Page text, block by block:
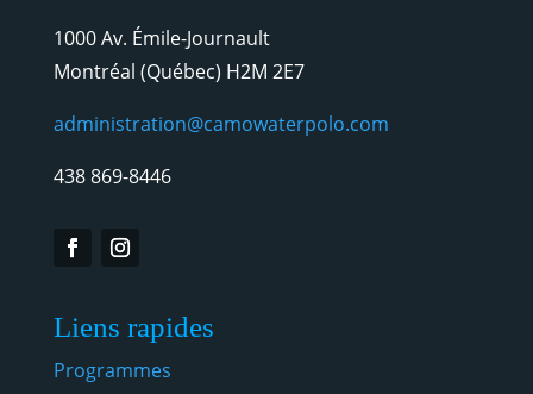
1000 Av. Émile-Journault
Montréal (Québec) H2M 2E7
administration@camowaterpolo.com
438 869-8446
Liens rapides
Programmes